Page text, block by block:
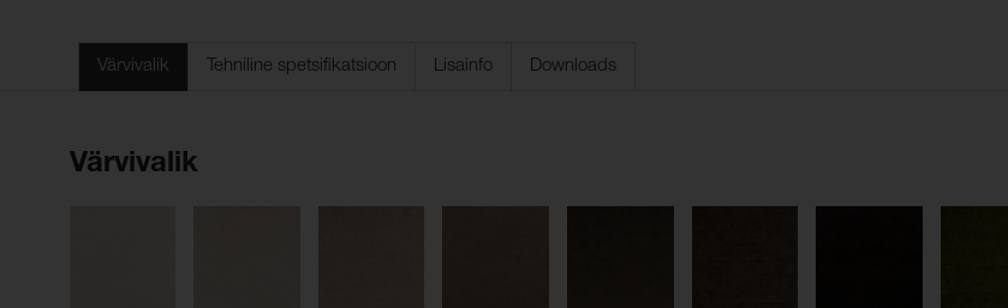
Värvivalik Tehniline spetsifikatsioon Lisainfo Downloads
Värvivalik